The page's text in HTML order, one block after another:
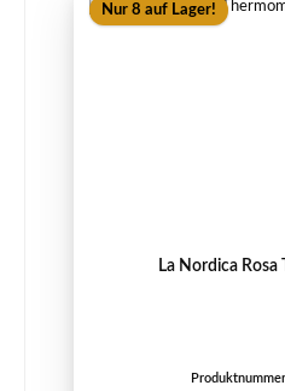
Nur 8 auf Lager!
La Nordica